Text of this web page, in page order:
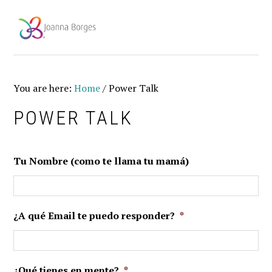
primary
navigation
main
content
footer
You are here:Home/Power Talk
POWER TALK
Tu Nombre (como te llama tu mamá)
¿A qué Email te puedo responder? *